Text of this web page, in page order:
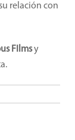
relación con
FIlmsy